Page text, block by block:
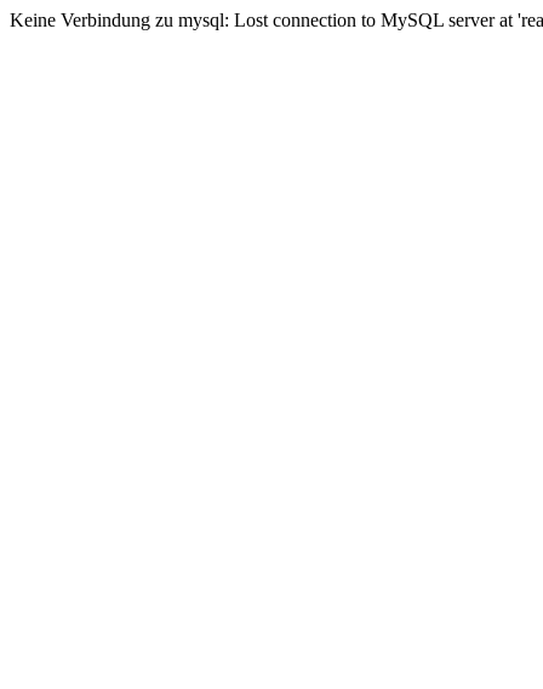
Keine Verbindung zu mysql: Lost connection to MySQL server at